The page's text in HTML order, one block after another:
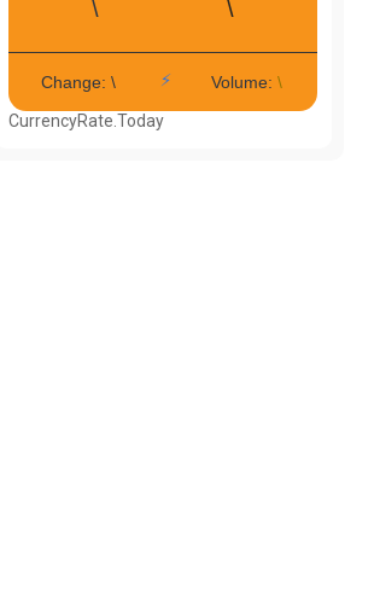
CurrencyRate.Today